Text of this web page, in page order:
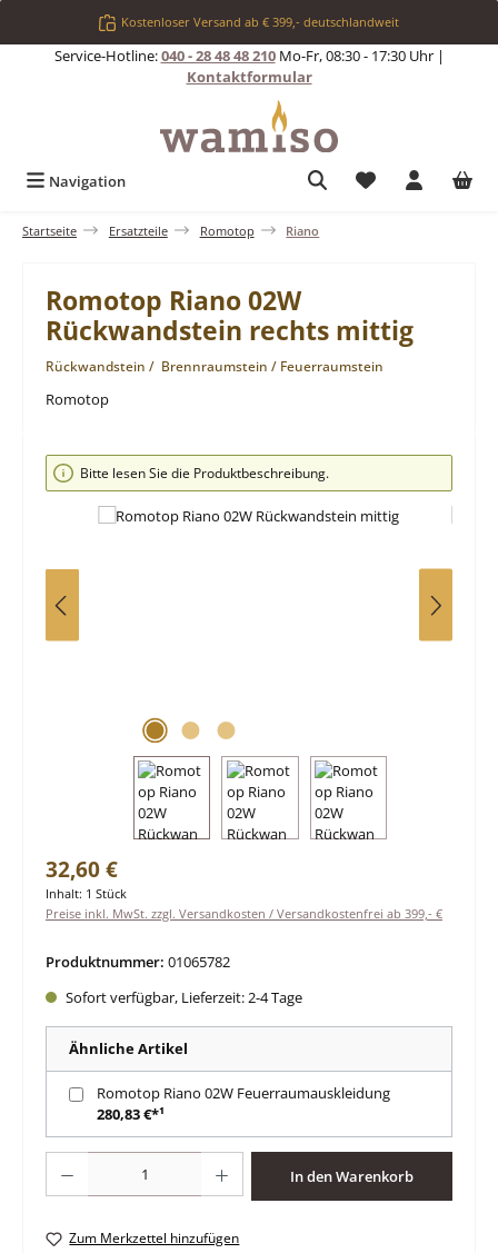
Zum Hauptinhalt springenKostenloser Versand ab € 399,- deutschlandweit
Service-Hotline:040 - 28 48 48 210Mo-Fr, 08:30 - 17:30 Uhr |
Kontaktformular
Navigation Du hast 0
Startseite Ersatzteile Romotop Riano
Romotop Riano 02W
Rückwandstein rechts mittig
Rückwandstein / Brennraumstein / Feuerraumstein
Romotop
Bildergalerie überspringen
Bitte lesen Sie die Produktbeschreibung.
Regulärer Preis:
32,60 €
Inhalt: 1 Stück
Preise inkl. MwSt. zzgl. Versandkosten / Versandkostenfrei ab 399,- €
Produktnummer: 01065782
Sofort verfügbar, Lieferzeit: 2-4 Tage
Ähnliche Artikel
Romotop Riano 02W Feuerraumauskleidung
280,83 €*¹
In den Warenkorb
Zum Merkzettel hinzufügen